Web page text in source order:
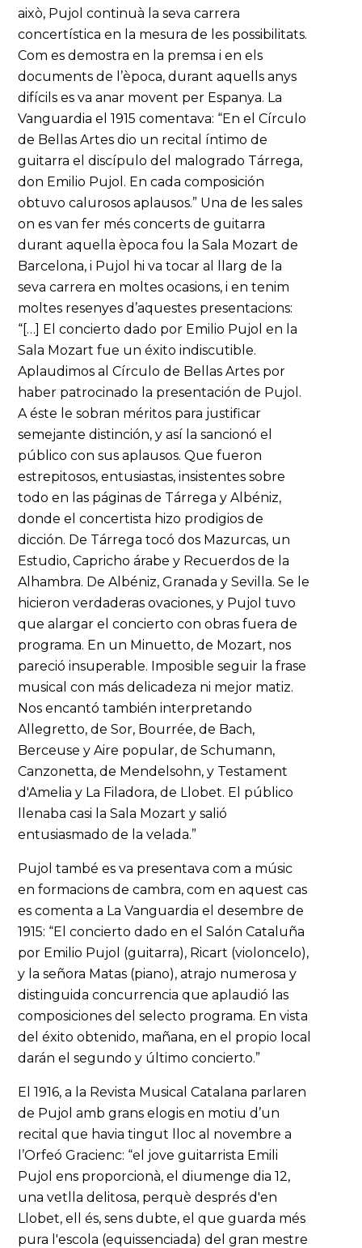
això, Pujol continuà la seva carrera
concertística en la mesura de les possibilitats.
Com es demostra en la premsa i en els
documents de l’època, durant aquells anys
difícils es va anar movent per Espanya. La
Vanguardia el 1915 comentava: “En el Círculo
de Bellas Artes dio un recital íntimo de
guitarra el discípulo del malogrado Tárrega,
don Emilio Pujol. En cada composición
obtuvo calurosos aplausos.” Una de les sales
on es van fer més concerts de guitarra
durant aquella època fou la Sala Mozart de
Barcelona, i Pujol hi va tocar al llarg de la
seva carrera en moltes ocasions, i en tenim
moltes resenyes d’aquestes presentacions:
“[…] El concierto dado por Emilio Pujol en la
Sala Mozart fue un éxito indiscutible.
Aplaudimos al Círculo de Bellas Artes por
haber patrocinado la presentación de Pujol.
A éste le sobran méritos para justificar
semejante distinción, y así la sancionó el
público con sus aplausos. Que fueron
estrepitosos, entusiastas, insistentes sobre
todo en las páginas de Tárrega y Albéniz,
donde el concertista hizo prodigios de
dicción. De Tárrega tocó dos Mazurcas, un
Estudio, Capricho árabe y Recuerdos de la
Alhambra. De Albéniz, Granada y Sevilla. Se le
hicieron verdaderas ovaciones, y Pujol tuvo
que alargar el concierto con obras fuera de
programa. En un Minuetto, de Mozart, nos
pareció insuperable. Imposible seguir la frase
musical con más delicadeza ni mejor matiz.
Nos encantó también interpretando
Allegretto, de Sor, Bourrée, de Bach,
Berceuse y Aire popular, de Schumann,
Canzonetta, de Mendelsohn, y Testament
d'Amelia y La Filadora, de Llobet. El público
llenaba casi la Sala Mozart y salió
entusiasmado de la velada.”
Pujol també es va presentava com a músic
en formacions de cambra, com en aquest cas
es comenta a La Vanguardia el desembre de
1915: “El concierto dado en el Salón Cataluña
por Emilio Pujol (guitarra), Ricart (violoncelo),
y la señora Matas (piano), atrajo numerosa y
distinguida concurrencia que aplaudió las
composiciones del selecto programa. En vista
del éxito obtenido, mañana, en el propio local
darán el segundo y último concierto.”
El 1916, a la Revista Musical Catalana parlaren
de Pujol amb grans elogis en motiu d’un
recital que havia tingut lloc al novembre a
l’Orfeó Gracienc: “el jove guitarrista Emili
Pujol ens proporcionà, el diumenge dia 12,
una vetlla delitosa, perquè després d'en
Llobet, ell és, sens dubte, el que guarda més
pura l'escola (equissenciada) del gran mestre